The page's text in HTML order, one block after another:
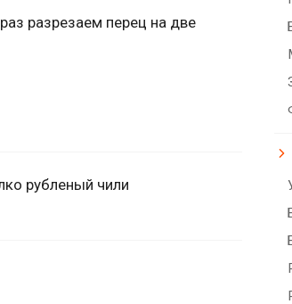
разрезаем перец на две
рубленый чили